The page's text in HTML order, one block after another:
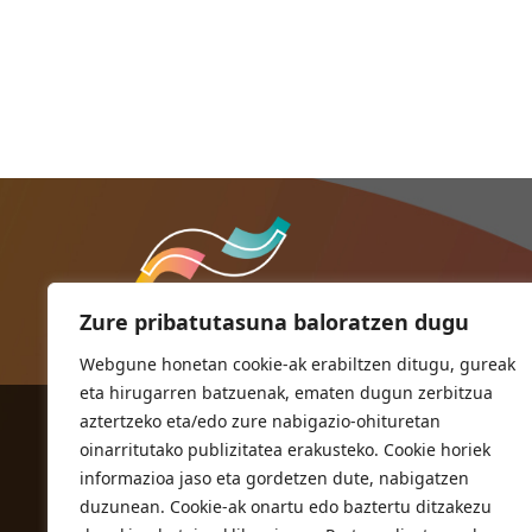
Zure pribatutasuna baloratzen dugu
Webgune honetan cookie-ak erabiltzen ditugu, gureak
eta hirugarren batzuenak, ematen dugun zerbitzua
aztertzeko eta/edo zure nabigazio-ohituretan
oinarritutako publizitatea erakusteko. Cookie horiek
informazioa jaso eta gordetzen dute, nabigatzen
duzunean. Cookie-ak onartu edo baztertu ditzakezu
ORIOKO UDALA
Herriko plaza,1
20810 Orio (Gipuzkoa)
T. 943 83 03 46